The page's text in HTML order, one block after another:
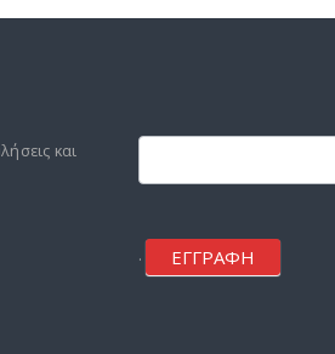
και
mailchimp
. ΕΓΓΡΑΦΗ